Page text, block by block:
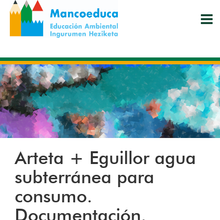
Pasar
contenido
principal
Arteta + Eguillor agua
subterránea para
consumo.
Documentación.